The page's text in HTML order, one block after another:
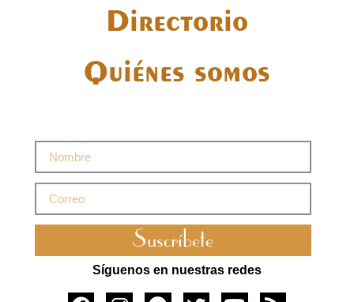
Directorio
Quiénes somos
Suscríbete
Síguenos en nuestras redes